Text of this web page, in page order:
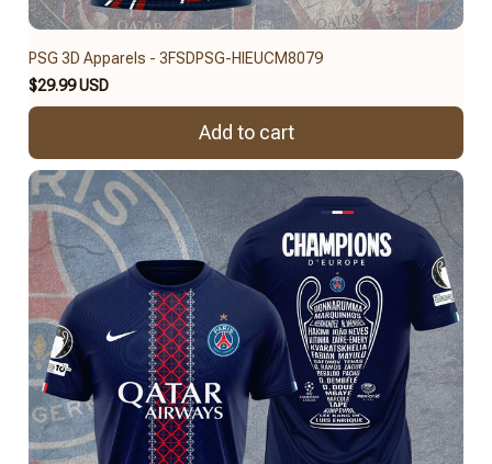
PSG 3D Apparels - 3FSDPSG-HIEUCM8079
$29.99 USD
Add to cart